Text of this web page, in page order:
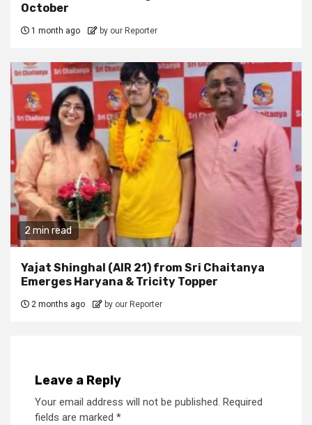
October
1 month ago by our Reporter
2 min read
Yajat Shinghal (AIR 21) from Sri Chaitanya
Emerges Haryana & Tricity Topper
2 months ago by our Reporter
Leave a Reply
Your email address will not be published. Required
fields are marked *